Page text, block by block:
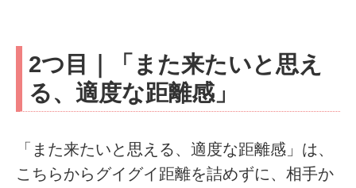
2つ目｜「また来たいと思え
る、適度な距離感」
「また来たいと思える、適度な距離感」は、
こちらからグイグイ距離を詰めずに、相手か